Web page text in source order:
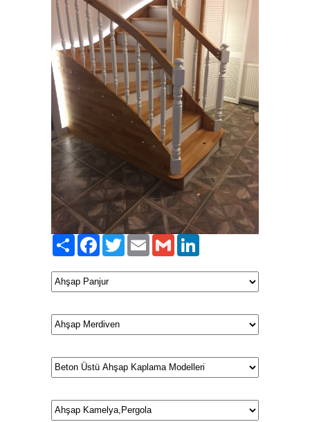
PaylaşFacebook
TwitterEmailGmailLinkedIn